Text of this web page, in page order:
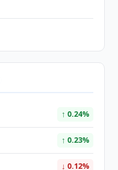
↑ 0.24%
↑ 0.23%
↓ 0.12%